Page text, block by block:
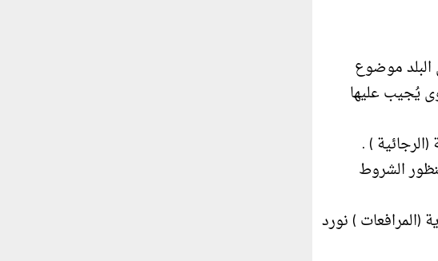
البلد موضوع
يُجيب عليها
) .
الشروط
(المرافعات ) نورد